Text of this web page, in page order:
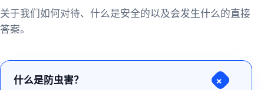
关于我们如何对待、什么是安全的以及会发生什么的直接
答案。
什么是防虫害？ +